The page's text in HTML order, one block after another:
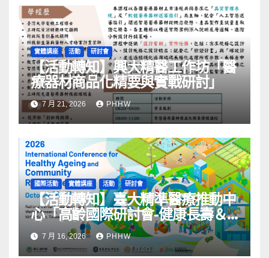
實體講座 活動 研討會
【活動轉知】興大精醫工作坊「醫
療器材商品化精要與實戰研討」
7 月 21, 2026 PHHW
國際活動 實體講座 活動 研討會
【活動轉知】臺大精準醫療推動中
心「高齡國際研討會-健康長壽＆
社區韌性」
7 月 16, 2026 PHHW